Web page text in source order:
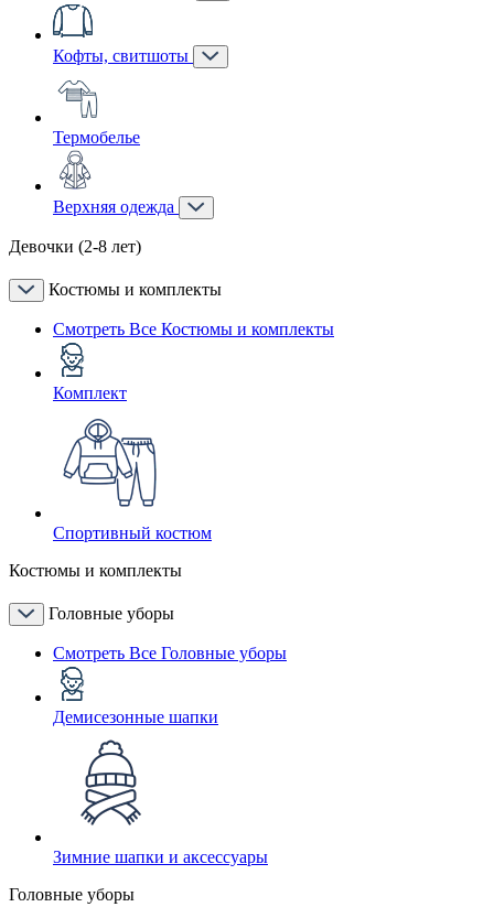
Кофты, свитшоты
Термобелье
Верхняя одежда
Девочки (2-8 лет)
Костюмы и комплекты
Смотреть Все Костюмы и комплекты
Комплект
Спортивный костюм
Костюмы и комплекты
Головные уборы
Смотреть Все Головные уборы
Демисезонные шапки
Зимние шапки и аксессуары
Головные уборы